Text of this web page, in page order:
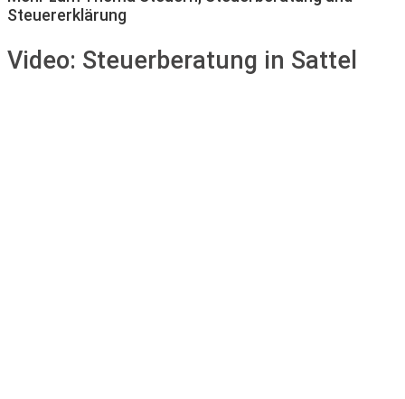
Steuererklärung
Video: Steuerberatung in Sattel